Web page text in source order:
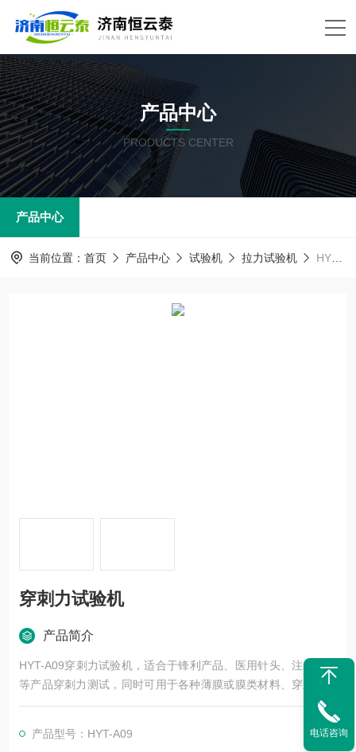
产品中心
PRODUCTS CENTER
产品中心
当前位置： 首页 产品中心 试验机 拉力试验机 HYT-A09穿刺力试验机
穿刺力试验机
产品简介
HYT-A09穿刺力试验机，适合于锋利产品、医用针头、注射针头
等产品穿刺力测试，同时可用于各种薄膜或膜类材料、穿透力测
试。可根据客户要求定制夹具。根据配套不同夹具，可实现拉
产品型号：HYT-A09
电话咨询